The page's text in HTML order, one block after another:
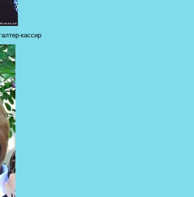
кассир